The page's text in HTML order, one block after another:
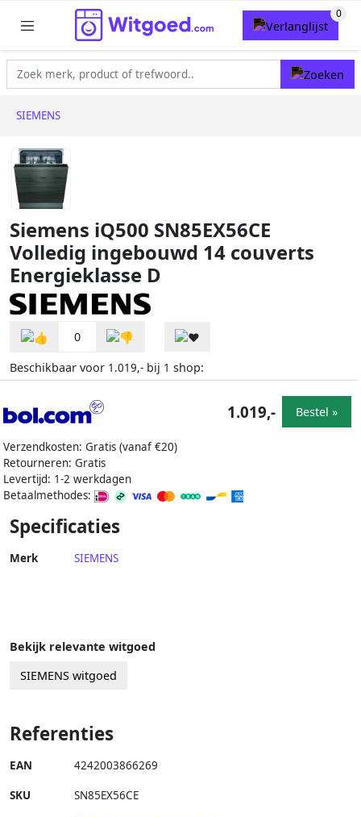
SIEMENS
Siemens iQ500 SN85EX56CE
Volledig ingebouwd 14 couverts
Energieklasse D
0
Beschikbaar voor 1.019,- bij 1 shop:
Verzendkosten: Gratis (vanaf €20)
Retourneren: Gratis
Levertijd: 1-2 werkdagen
Betaalmethodes:
1.019,- Bestel »
Specificaties
Merk SIEMENS
Bekijk relevante witgoed
SIEMENS witgoed
Referenties
EAN 4242003866269
SKU SN85EX56CE